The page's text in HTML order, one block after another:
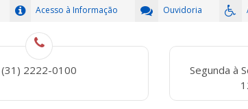
Ouvidoria
Acesso à Informação
(31) 2222-0100
Segunda à